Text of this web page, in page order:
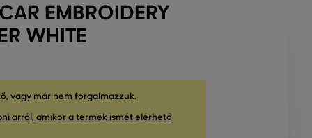
EMBROIDERY
WHITE
vagy már nem forgalmazzuk.
arról, amikor a termék ismét elérhető